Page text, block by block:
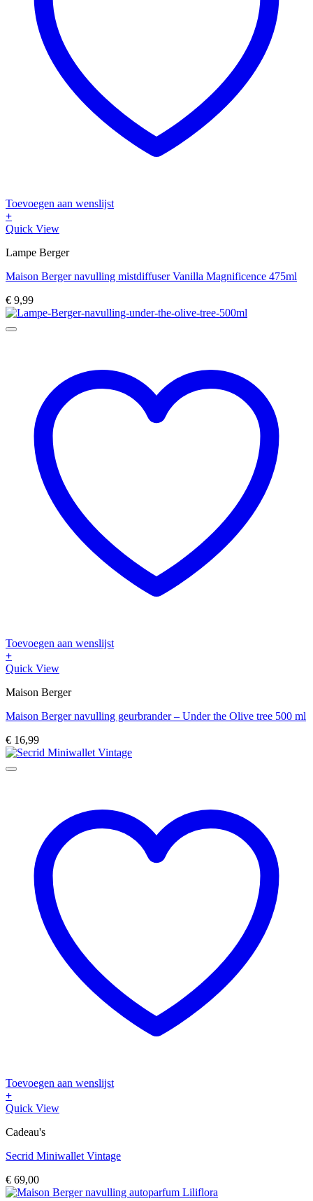
Toevoegen aan wenslijst
+
Quick View
Lampe Berger
Maison Berger navulling mistdiffuser Vanilla Magnificence 475ml
€ 9,99
Toevoegen aan wenslijst
+
Quick View
Maison Berger
Maison Berger navulling geurbrander – Under the Olive tree 500 ml
€ 16,99
Toevoegen aan wenslijst
+
Dit
heeft
variaties.
optie
kan
Quick View
Cadeau's
Secrid Miniwallet Vintage
€ 69,00